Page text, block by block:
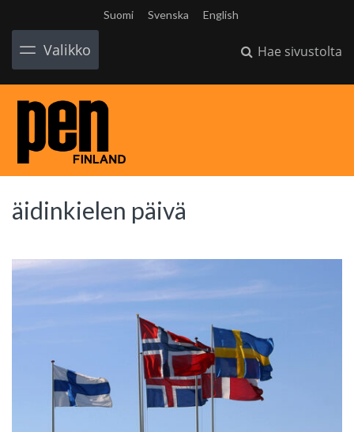
Suomi Svenska English
Valikko Hae sivustolta
äidinkielen päivä